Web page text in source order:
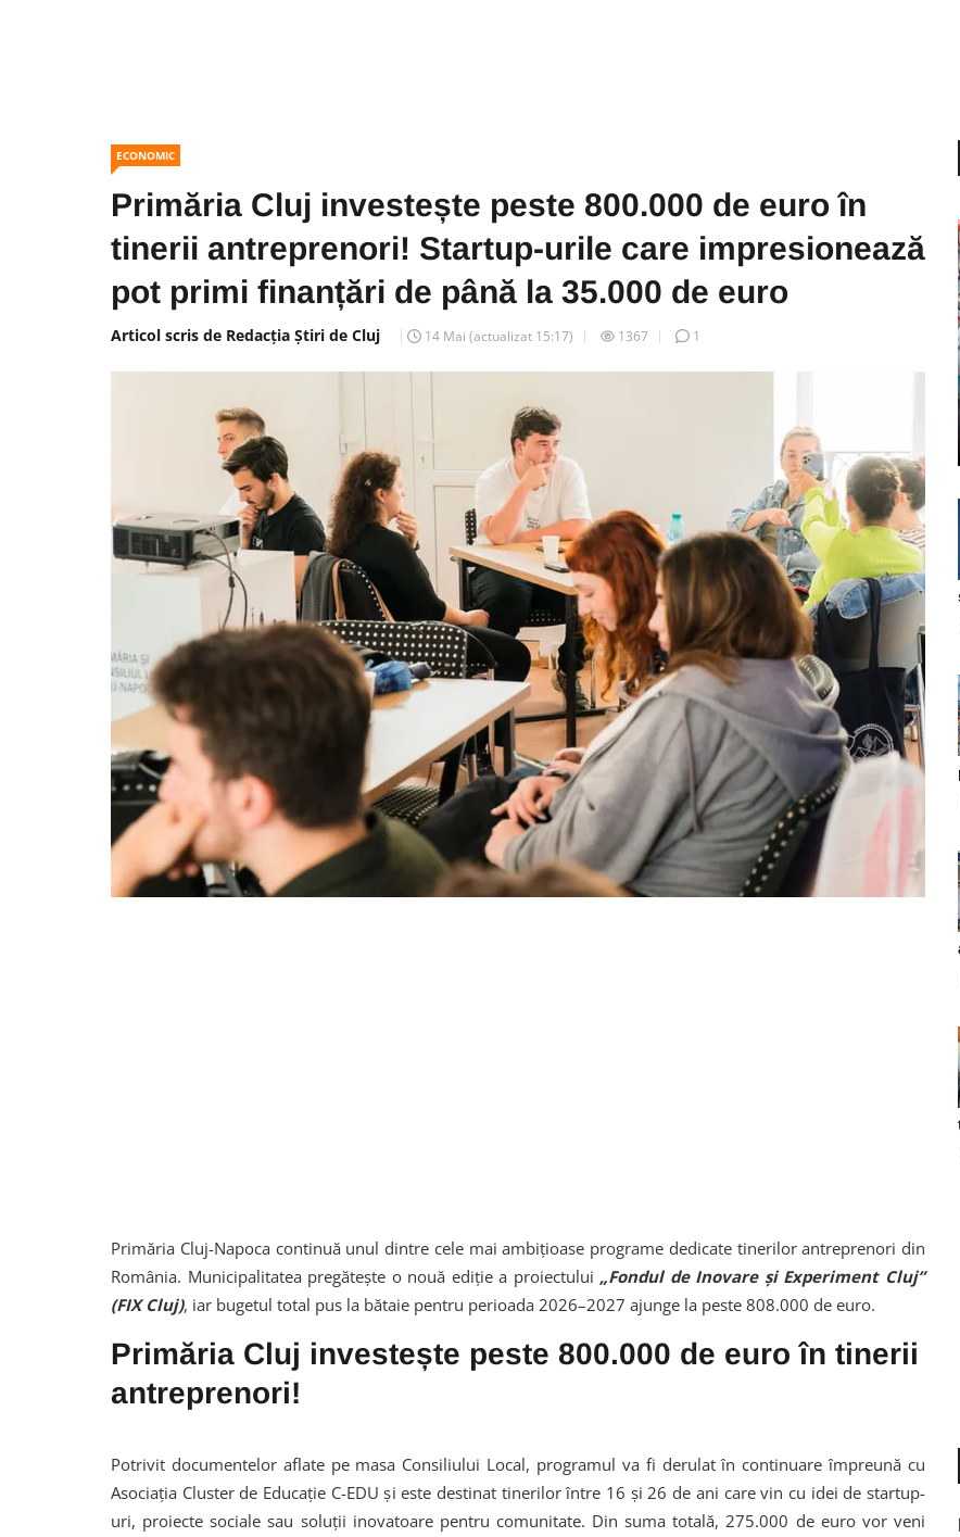
ECONOMIC
Primăria Cluj investește peste 800.000 de euro în
tinerii antreprenori! Startup-urile care impresionează
pot primi finanțări de până la 35.000 de euro
Articol scris de Redacția Știri de Cluj 14 Mai (actualizat 15:17) 1367 1
Primăria Cluj-Napoca continuă unul dintre cele mai ambițioase programe dedicate tinerilor antreprenori din
România. Municipalitatea pregătește o nouă ediție a proiectului „Fondul de Inovare și Experiment Cluj”
(FIX Cluj), iar bugetul total pus la bătaie pentru perioada 2026–2027 ajunge la peste 808.000 de euro.
Primăria Cluj investește peste 800.000 de euro în tinerii
antreprenori!
Potrivit documentelor aflate pe masa Consiliului Local, programul va fi derulat în continuare împreună cu
Asociația Cluster de Educație C-EDU și este destinat tinerilor între 16 și 26 de ani care vin cu idei de startup-
uri, proiecte sociale sau soluții inovatoare pentru comunitate. Din suma totală, 275.000 de euro vor veni